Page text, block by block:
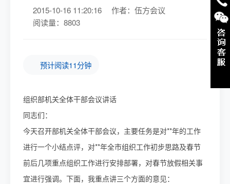
2015-10-16 11:20:16
作者：伍方会议
阅读量：8803
预计阅读11分钟
组织部机关全体干部会议讲话
同志们：
今天召开部机关全体干部会议，主要任务是对**年的工作
进行一个小结点评，对**年全市组织工作初步思路及春节
前后几项重点组织工作进行安排部署，对春节放假相关事
宜进行强调。下面，我重点讲三个方面的意见：